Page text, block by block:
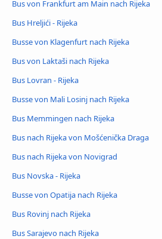
Bus von Frankfurt am Main nach Rijeka
Bus Hreljići - Rijeka
Busse von Klagenfurt nach Rijeka
Bus von Laktaši nach Rijeka
Bus Lovran - Rijeka
Busse von Mali Losinj nach Rijeka
Bus Memmingen nach Rijeka
Bus nach Rijeka von Mošćenička Draga
Bus nach Rijeka von Novigrad
Bus Novska - Rijeka
Busse von Opatija nach Rijeka
Bus Rovinj nach Rijeka
Bus Sarajevo nach Rijeka